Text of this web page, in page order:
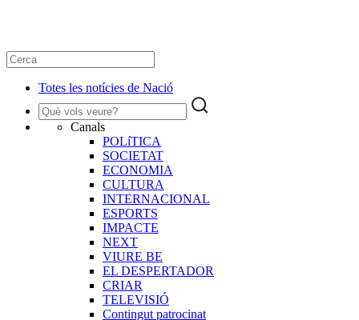
Totes les notícies de Nació
Canals
POLíTICA
SOCIETAT
ECONOMIA
CULTURA
INTERNACIONAL
ESPORTS
IMPACTE
NEXT
VIURE BE
EL DESPERTADOR
CRIAR
TELEVISIÓ
Contingut patrocinat